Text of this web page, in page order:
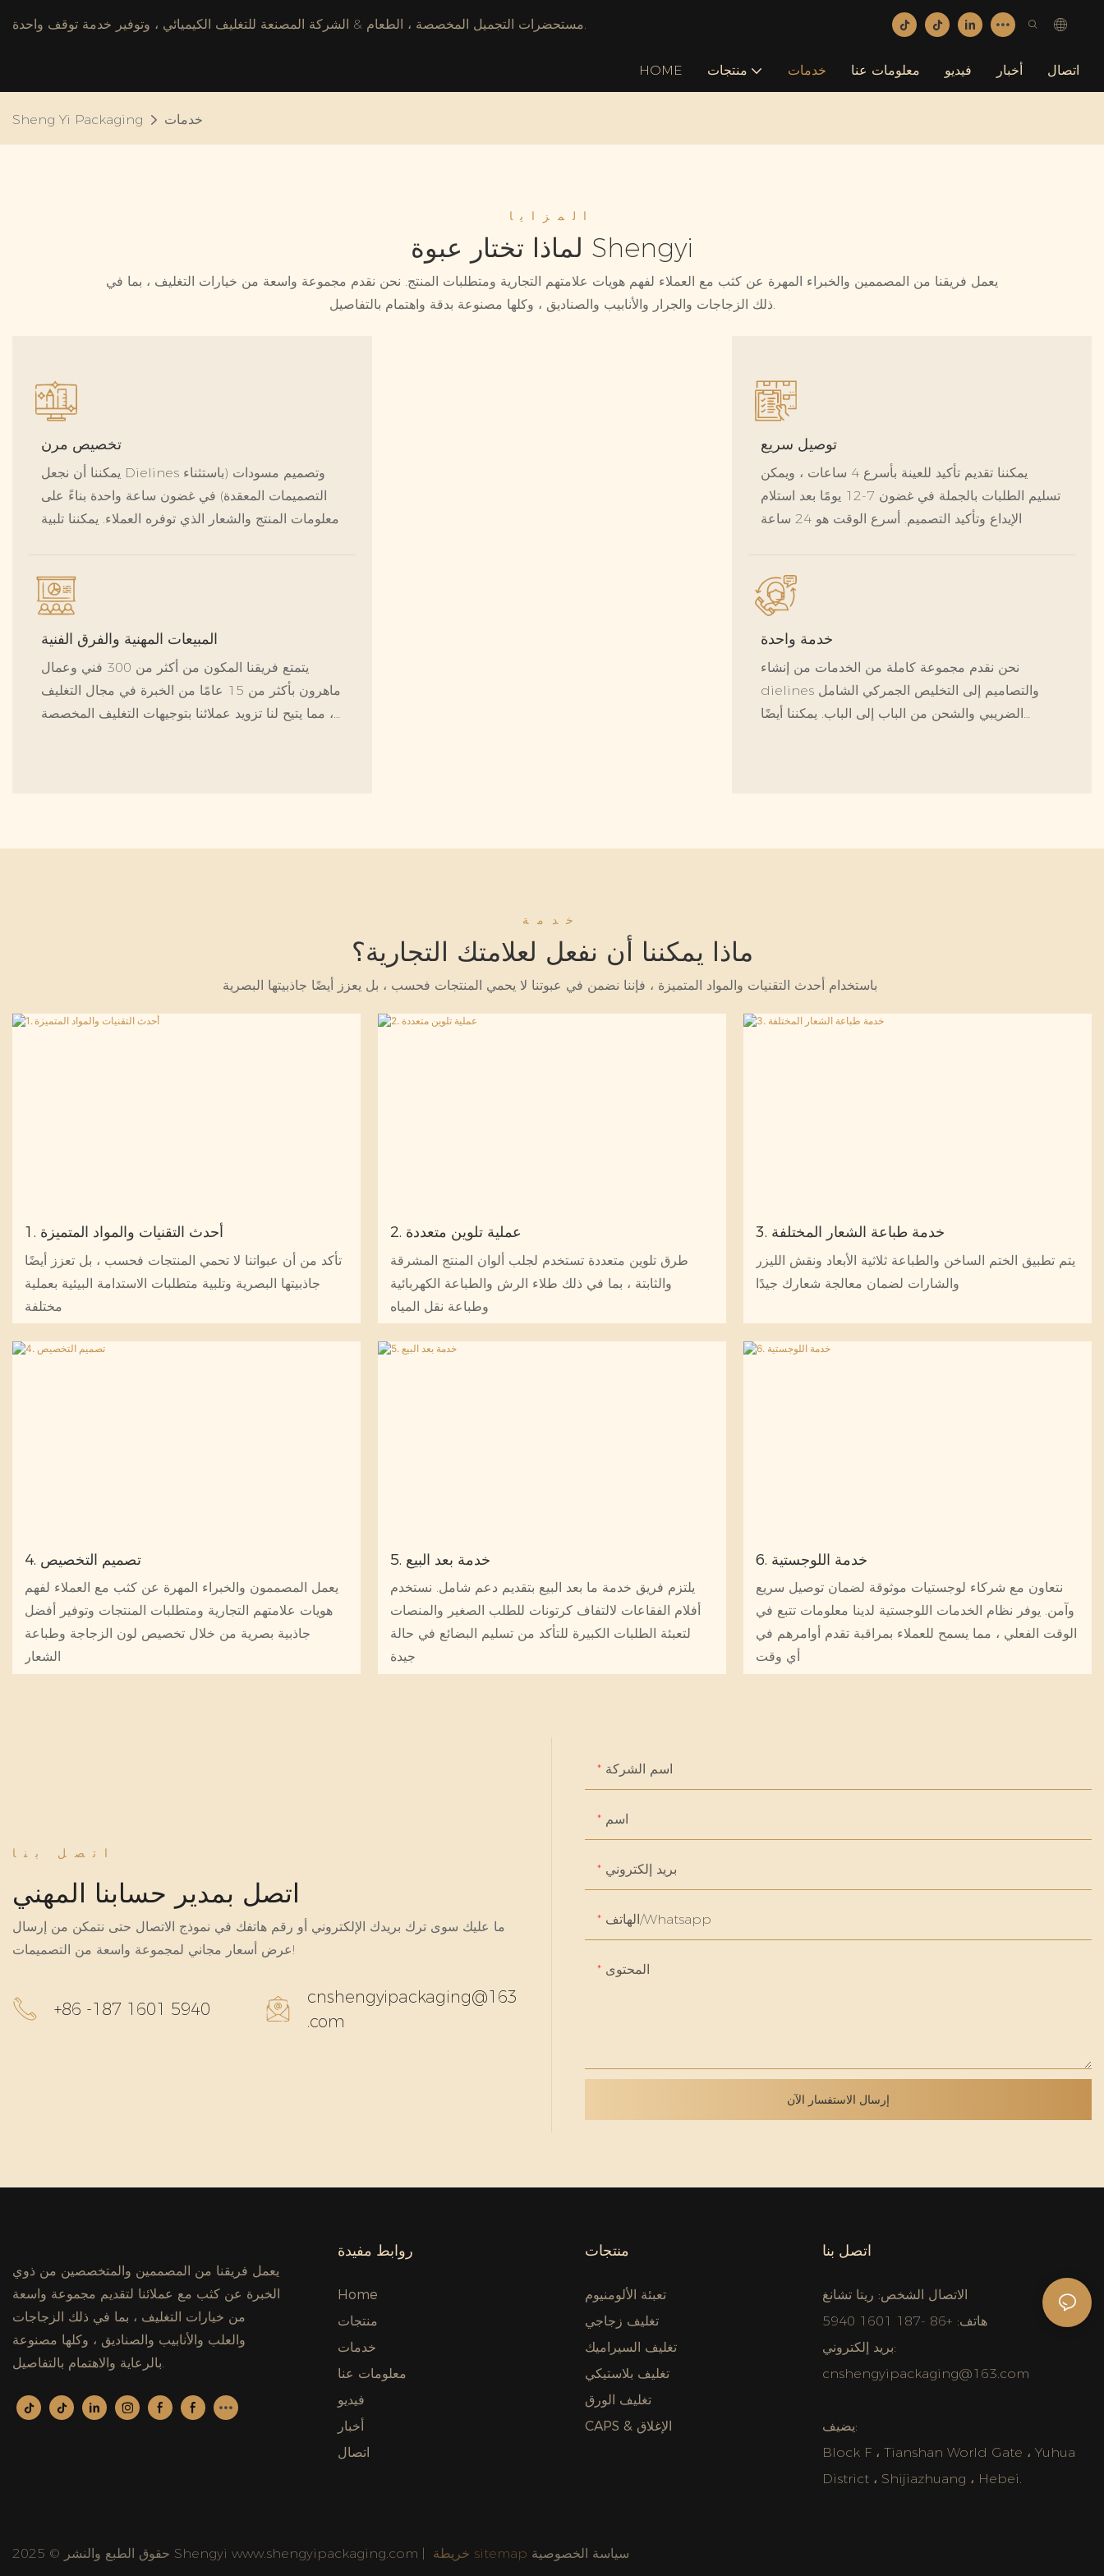
مستحضرات التجميل المخصصة ، الطعام & الشركة المصنعة للتغليف الكيميائي ، وتوفير خدمة توقف واحدة.
HOME منتجات خدمات معلومات عنا فيديو أخبار اتصال
Sheng Yi Packaging خدمات
المزايا
لماذا تختار عبوة Shengyi
يعمل فريقنا من المصممين والخبراء المهرة عن كثب مع العملاء لفهم هويات علامتهم التجارية ومتطلبات المنتج. نحن نقدم مجموعة واسعة من خيارات التغليف ، بما في
ذلك الزجاجات والجرار والأنابيب والصناديق ، وكلها مصنوعة بدقة واهتمام بالتفاصيل.
تخصيص مرن
يمكننا أن نجعل Dielines وتصميم مسودات (باستثناء
التصميمات المعقدة) في غضون ساعة واحدة بناءً على
معلومات المنتج والشعار الذي توفره العملاء. يمكننا تلبية
المبيعات المهنية والفرق الفنية
يتمتع فريقنا المكون من أكثر من 300 فني وعمال
ماهرون بأكثر من 15 عامًا من الخبرة في مجال التغليف
، مما يتيح لنا تزويد عملائنا بتوجيهات التغليف المخصصة
توصيل سريع
يمكننا تقديم تأكيد للعينة بأسرع 4 ساعات ، ويمكن
تسليم الطلبات بالجملة في غضون 7-12 يومًا بعد استلام
الإيداع وتأكيد التصميم. أسرع الوقت هو 24 ساعة
خدمة واحدة
نحن نقدم مجموعة كاملة من الخدمات من إنشاء
dielines والتصاميم إلى التخليص الجمركي الشامل
الضريبي والشحن من الباب إلى الباب. يمكننا أيضًا
خدمة
ماذا يمكننا أن نفعل لعلامتك التجارية؟
1. أحدث التقنيات والمواد المتميزة
تأكد من أن عبواتنا لا تحمي المنتجات فحسب ، بل تعزز أيضًا
جاذبيتها البصرية وتلبية متطلبات الاستدامة البيئية بعملية
مختلفة
2. عملية تلوين متعددة
طرق تلوين متعددة تستخدم لجلب ألوان المنتج المشرقة
والثابتة ، بما في ذلك طلاء الرش والطباعة الكهربائية
وطباعة نقل المياه
3. خدمة طباعة الشعار المختلفة
يتم تطبيق الختم الساخن والطباعة ثلاثية الأبعاد ونقش الليزر
والشارات لضمان معالجة شعارك جيدًا
4. تصميم التخصيص
يعمل المصممون والخبراء المهرة عن كثب مع العملاء لفهم
هويات علامتهم التجارية ومتطلبات المنتجات وتوفير أفضل
جاذبية بصرية من خلال تخصيص لون الزجاجة وطباعة
الشعار
5. خدمة بعد البيع
يلتزم فريق خدمة ما بعد البيع بتقديم دعم شامل. نستخدم
أفلام الفقاعات لالتفاف كرتونات للطلب الصغير والمنصات
لتعبئة الطلبات الكبيرة للتأكد من تسليم البضائع في حالة
جيدة
6. خدمة اللوجستية
نتعاون مع شركاء لوجستيات موثوقة لضمان توصيل سريع
وآمن. يوفر نظام الخدمات اللوجستية لدينا معلومات تتبع في
الوقت الفعلي ، مما يسمح للعملاء بمراقبة تقدم أوامرهم في
أي وقت
اتصل بنا
اتصل بمدير حسابنا المهني
ما عليك سوى ترك بريدك الإلكتروني أو رقم هاتفك في نموذج الاتصال حتى نتمكن من إرسال
عرض أسعار مجاني لمجموعة واسعة من التصميمات!
+86 -187 1601 5940
cnshengyipackaging@163
.com
اسم الشركة
اسم
بريد إلكتروني
الهاتف/whatsapp
المحتوى
إرسال الاستفسار الآن
يعمل فريقنا من المصممين والمتخصصين من ذوي
الخبرة عن كثب مع عملائنا لتقديم مجموعة واسعة
من خيارات التغليف ، بما في ذلك الزجاجات
والعلب والأنابيب والصناديق ، وكلها مصنوعة
روابط مفيدة
Home
منتجات
خدمات
معلومات عنا
فيديو
أخبار
اتصال
منتجات
تعبئة الألومنيوم
تغليف زجاجي
تغليف السيراميك
تغليف بلاستيكي
تغليف الورق
CAPS & الإغلاق
اتصل بنا
الاتصال الشخص: ريتا تشانغ
هاتف: +86 -187 1601 5940
بريد إلكتروني:
cnshengyipackaging@163.com
يضيف:
Block F ، Tianshan World Gate ، Yuhua
District ، Shijiazhuang ، Hebei.
حقوق الطبع والنشر © 2025 Shengyi www.shengyipackaging.com | خريطة sitemap سياسة الخصوصية